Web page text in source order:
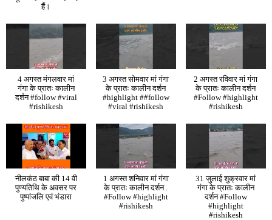
हैं।
4 अगस्त मंगलवार मां
गंगा के प्रातः कालीन
दर्शन #follow #viral
#rishikesh
3 अगस्त सोमवार मां गंगा
के प्रातः कालीन दर्शन
#highlight ##follow
#viral #rishikesh
2 अगस्त रविवार मां गंगा
के प्रातः कालीन दर्शन
#Follow #highlight
#rishikesh
नीलकंठ बाबा की 14 वी
पुण्यतिथि के अवसर पर
पुष्पांजलि एवं भंडारा
1 अगस्त शनिवार मां गंगा
के प्रातः कालीन दर्शन .
#Follow #highlight
#rishikesh
31 जुलाई शुक्रवार मां
गंगा के प्रातः कालीन
दर्शन #Follow
#highlight
#rishikesh